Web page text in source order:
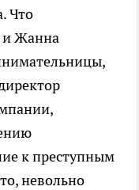
Что
и Жанна
к преступным
невольно